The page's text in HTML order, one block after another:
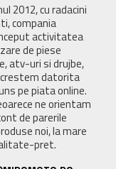
2012, cu radacini
compania
activitatea
de piese
atv-uri si drujbe,
datorita
pe piata online.
ne orientam
de parerile
noi, la mare
pret.